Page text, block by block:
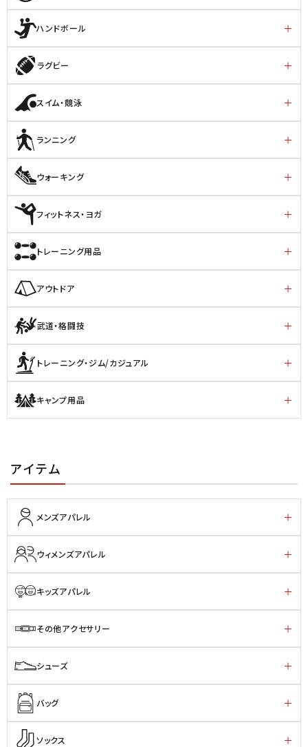
ハンドボール
ラグビー
スイム・競泳
ランニング
ウォーキング
フィットネス・ヨガ
トレーニング用品
アウトドア
武道・格闘技
トレーニング・ジム/カジュアル
キャンプ用品
アイテム
メンズアパレル
ウィメンズアパレル
キッズアパレル
その他アクセサリー
シューズ
バッグ
ソックス